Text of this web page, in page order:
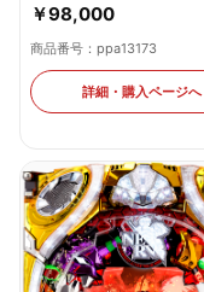
￥98,000
商品番号：ppa13173
詳細・購入ページへ